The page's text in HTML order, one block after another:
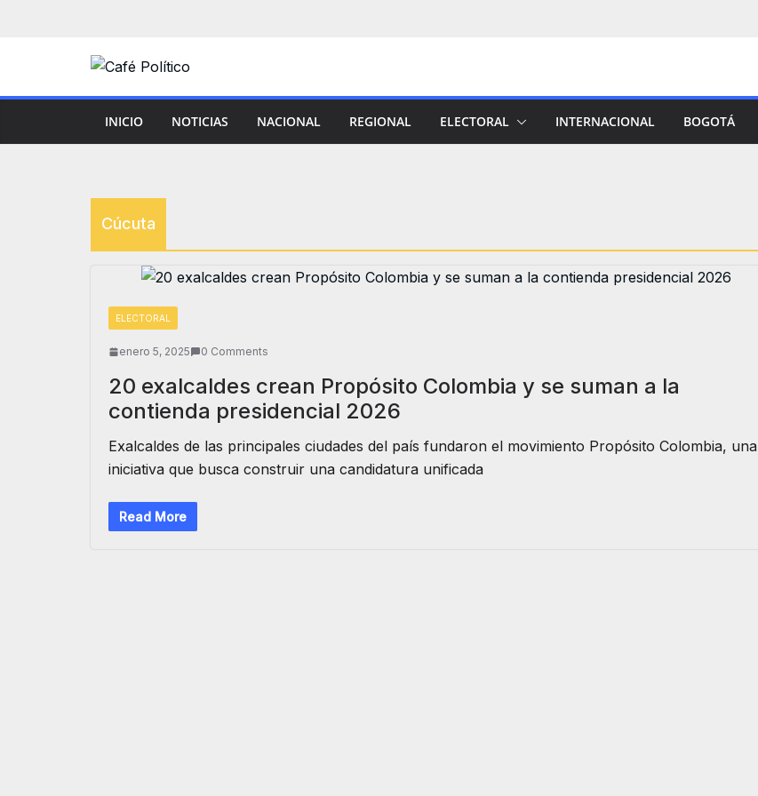
INICIO NOTICIAS NACIONAL REGIONAL ELECTORAL INTERNACIONAL BOGOTÁ
Cúcuta
ELECTORAL
enero 5, 2025 0 Comments
20 exalcaldes crean Propósito Colombia y se suman a la
contienda presidencial 2026
Exalcaldes de las principales ciudades del país fundaron el movimiento Propósito Colombia, una
iniciativa que busca construir una candidatura unificada
Read More